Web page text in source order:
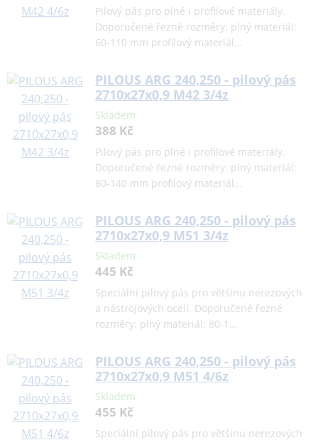
Pilový pás pro plné i profilové materiály.
Doporučené řezné rozměry: plný materiál:
60-110 mm profilový materiál…
PILOUS ARG 240,250 - pilový pás
2710x27x0,9 M42 3/4z
Skladem
388 Kč
Pilový pás pro plné i profilové materiály.
Doporučené řezné rozměry: plný materiál:
80-140 mm profilový materiál…
PILOUS ARG 240,250 - pilový pás
2710x27x0,9 M51 3/4z
Skladem
445 Kč
Speciální pilový pás pro většinu nerezových
a nástrojových ocelí. Doporučené řezné
rozměry: plný materiál: 80-1…
PILOUS ARG 240,250 - pilový pás
2710x27x0,9 M51 4/6z
Skladem
455 Kč
Speciální pilový pás pro většinu nerezových